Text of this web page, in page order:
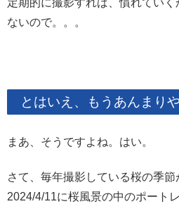
定期的に撮影すれば、慣れてい
ないので。。。
とはいえ、もうあんまり
まあ、そうですよね。はい。
さて、毎年撮影している桜の季
2024/4/11に桜風景の中のポート